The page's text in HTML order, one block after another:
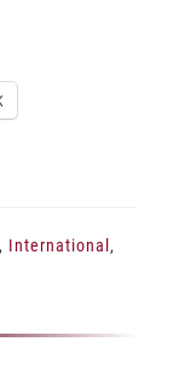
, International ,